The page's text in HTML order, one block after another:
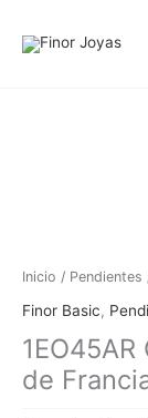
Inicio / Pendientes
Finor Basic,
de